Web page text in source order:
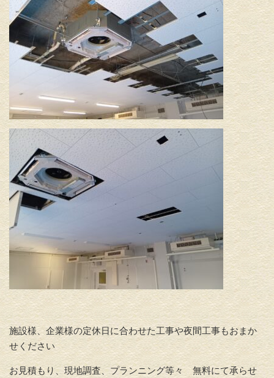
施設様、企業様の定休日に合わせた工事や夜間工事もおまか
せください
お見積もり、現地調査、プランニング等々 無料にて承らせ